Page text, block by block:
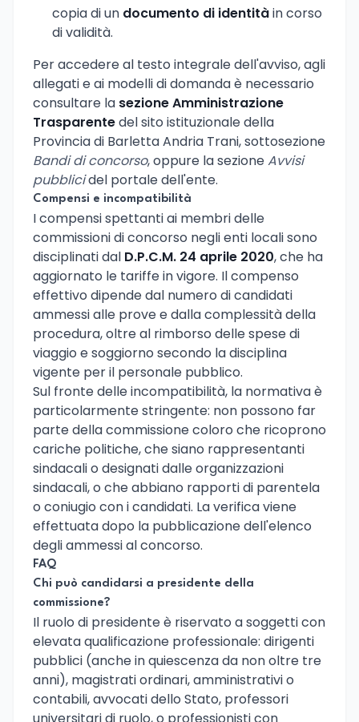
copia di un documento di identitàin corso
di validità.
Per accedere al testo integrale dell'avviso, agli
allegati e ai modelli di domanda è necessario
consultare la sezione Amministrazione
Trasparentedel sito istituzionale della
Provincia di Barletta Andria Trani, sottosezione
Bandi di concorso, oppure la sezioneAvvisi
pubblicidel portale dell'ente.
Compensi e incompatibilità
I compensi spettanti ai membri delle
commissioni di concorso negli enti locali sono
disciplinati dal D.P.C.M. 24 aprile 2020, che ha
aggiornato le tariffe in vigore. Il compenso
effettivo dipende dal numero di candidati
ammessi alle prove e dalla complessità della
procedura, oltre al rimborso delle spese di
viaggio e soggiorno secondo la disciplina
vigente per il personale pubblico.
Sul fronte delle incompatibilità, la normativa è
particolarmente stringente: non possono far
parte della commissione coloro che ricoprono
cariche politiche, che siano rappresentanti
sindacali o designati dalle organizzazioni
sindacali, o che abbiano rapporti di parentela
o coniugio con i candidati. La verifica viene
effettuata dopo la pubblicazione dell'elenco
degli ammessi al concorso.
FAQ
Chi può candidarsi a presidente della
commissione?
Il ruolo di presidente è riservato a soggetti con
elevata qualificazione professionale: dirigenti
pubblici (anche in quiescenza da non oltre tre
anni), magistrati ordinari, amministrativi o
contabili, avvocati dello Stato, professori
universitari di ruolo, o professionisti con